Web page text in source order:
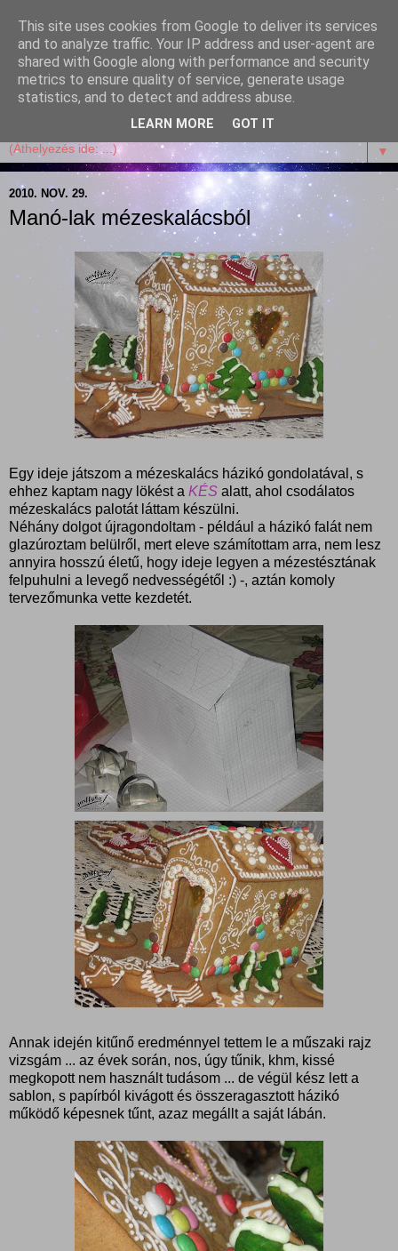
Garffyka
Szösszenetek a konyhámból, az életemből. Mosollyal,
receptekkel, vidámsággal, marcipánnal, csokival.
▼
2010. NOV. 29.
Manó-lak mézeskalácsból
Egy ideje játszom a mézeskalács házikó gondolatával, s
ehhez kaptam nagy lökést a KÉS alatt, ahol csodálatos
mézeskalács palotát láttam készülni.
Néhány dolgot újragondoltam - például a házikó falát nem
glazúroztam belülről, mert eleve számítottam arra, nem lesz
annyira hosszú életű, hogy ideje legyen a mézestésztának
felpuhulni a levegő nedvességétől :) -, aztán komoly
tervezőmunka vette kezdetét.
Annak idején kitűnő eredménnyel tettem le a műszaki rajz
vizsgám ... az évek során, nos, úgy tűnik, khm, kissé
megkopott nem használt tudásom ... de végül kész lett a
sablon, s papírból kivágott és összeragasztott házikó
működő képesnek tűnt, azaz megállt a saját lábán.
This site uses cookies from Google to deliver its services
and to analyze traffic. Your IP address and user-agent are
shared with Google along with performance and security
metrics to ensure quality of service, generate usage
statistics, and to detect and address abuse.
LEARN MORE GOT IT